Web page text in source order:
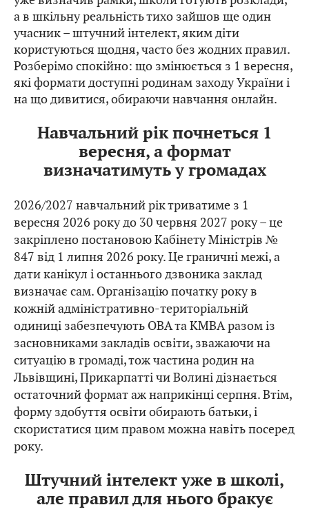
а в шкільну реальність тихо зайшов ще один
учасник – штучний інтелект, яким діти
користуються щодня, часто без жодних правил.
Розберімо спокійно: що змінюється з 1 вересня,
які формати доступні родинам заходу України і
на що дивитися, обираючи навчання онлайн.
Навчальний рік почнеться 1
вересня, а формат
визначатимуть у громадах
2026/2027 навчальний рік триватиме з 1
вересня 2026 року до 30 червня 2027 року – це
закріплено постановою Кабінету Міністрів №
847 від 1 липня 2026 року. Це граничні межі, а
дати канікул і останнього дзвоника заклад
визначає сам. Організацію початку року в
кожній адміністративно-територіальній
одиниці забезпечують ОВА та КМВА разом із
засновниками закладів освіти, зважаючи на
ситуацію в громаді, тож частина родин на
Львівщині, Прикарпатті чи Волині дізнається
остаточний формат аж наприкінці серпня. Втім,
форму здобуття освіти обирають батьки, і
скористатися цим правом можна навіть посеред
року.
Штучний інтелект уже в школі,
але правил для нього бракує